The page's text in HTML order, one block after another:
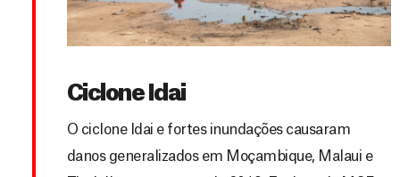
Ciclone Idai
O ciclone Idai e fortes inundações causaram
danos generalizados em Moçambique, Malaui e